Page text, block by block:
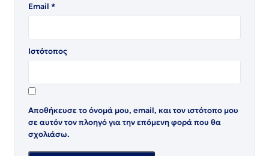
Email *
Ιστότοπος
Αποθήκευσε το όνομά μου, email, και τον ιστότοπο μου
σε αυτόν τον πλοηγό για την επόμενη φορά που θα
σχολιάσω.